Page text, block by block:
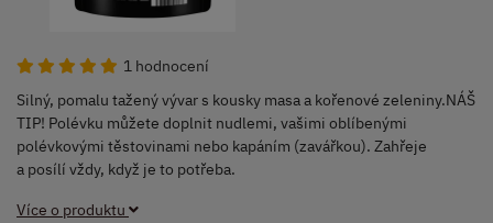
1 hodnocení
Silný, pomalu tažený vývar s kousky masa a kořenové zeleniny.NÁŠ
TIP! Polévku můžete doplnit nudlemi, vašimi oblíbenými
polévkovými těstovinami nebo kapáním (zavářkou). Zahřeje
a posílí vždy, když je to potřeba.
Více o produktu